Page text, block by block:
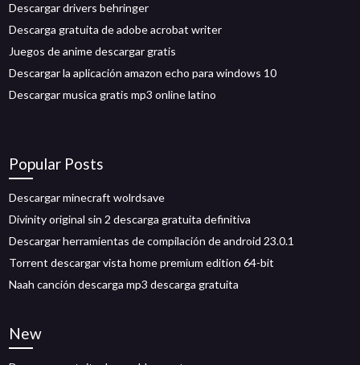
Descargar drivers behringer
Descarga gratuita de adobe acrobat writer
Juegos de anime descargar gratis
Descargar la aplicación amazon echo para windows 10
Descargar musica gratis mp3 online latino
Popular Posts
Descargar minecraft wolrdsave
Divinity original sin 2 descarga gratuita definitiva
Descargar herramientas de compilación de android 23.0.1
Torrent descargar vista home premium edition 64-bit
Naah canción descarga mp3 descarga gratuita
New